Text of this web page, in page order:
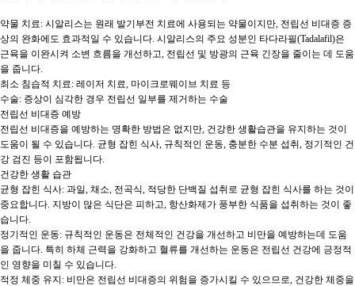
약물 치료: 시알리스는 원래 발기부전 치료에 사용되는 약물이지만, 전립선 비대증 증
상의 완화에도 효과적일 수 있습니다. 시알리스의 주요 성분인 타다라필(Tadalafil)은
근육을 이완시켜 소변 흐름을 개선하고, 전립선 및 방광의 근육 긴장을 줄이는 데 도움
을 줍니다.
최소 침습적 치료: 레이저 치료, 마이크로웨이브 치료 등
수술: 증상이 심각한 경우 전립선 일부를 제거하는 수술
전립선 비대증 예방
전립선 비대증을 예방하는 명확한 방법은 없지만, 건강한 생활습관을 유지하는 것이
도움이 될 수 있습니다. 균형 잡힌 식사, 규칙적인 운동, 충분한 수분 섭취, 정기적인 건
강 검진 등이 포함됩니다.
건강한 생활 습관
균형 잡힌 식사: 과일, 채소, 전곡식, 적당한 단백질 섭취로 균형 잡힌 식사를 하는 것이
중요합니다. 지방이 많은 식단은 피하고, 항산화제가 풍부한 식품을 섭취하는 것이 좋
습니다.
정기적인 운동: 규칙적인 운동은 전체적인 건강을 개선하고 비만을 예방하는데 도움
을 줍니다. 특히 하체 근력을 강화하고 혈류를 개선하는 운동은 전립선 건강에 긍정적
인 영향을 미칠 수 있습니다.
적정 체중 유지: 비만은 전립선 비대증의 위험을 증가시킬 수 있으므로, 건강한 체중을